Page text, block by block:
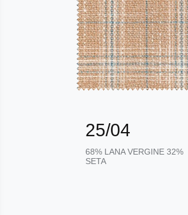
25/04
68% LANA VERGINE 32%
SETA